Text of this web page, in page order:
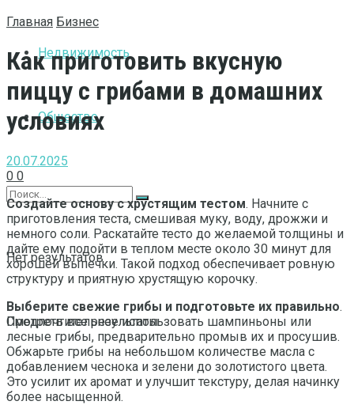
Недвижимость
Общество
Нет результатов
Смотреть все результаты
Главная Бизнес
Как приготовить вкусную
пиццу с грибами в домашних
условиях
20.07.2025
0 0
Создайте основу с хрустящим тестом. Начните с
приготовления теста, смешивая муку, воду, дрожжи и
немного соли. Раскатайте тесто до желаемой толщины и
дайте ему подойти в теплом месте около 30 минут для
хорошей выпечки. Такой подход обеспечивает ровную
структуру и приятную хрустящую корочку.
Выберите свежие грибы и подготовьте их правильно.
Предпочтительнее использовать шампиньоны или
лесные грибы, предварительно промыв их и просушив.
Обжарьте грибы на небольшом количестве масла с
добавлением чеснока и зелени до золотистого цвета.
Это усилит их аромат и улучшит текстуру, делая начинку
более насыщенной.